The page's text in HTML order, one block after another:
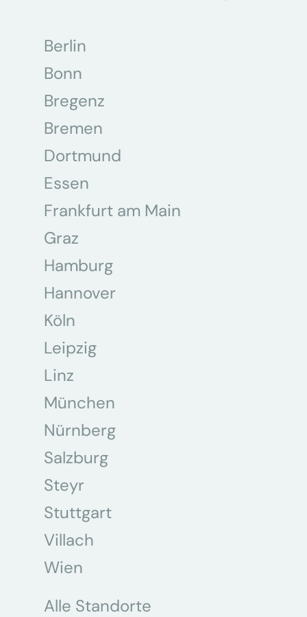
Berlin
Bonn
Bregenz
Bremen
Dortmund
Essen
Frankfurt am Main
Graz
Hamburg
Hannover
Köln
Leipzig
Linz
München
Nürnberg
Salzburg
Steyr
Stuttgart
Villach
Wien
Alle Standorte